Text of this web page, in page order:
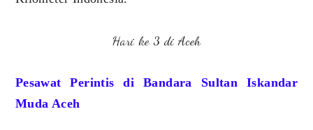
Hari ke 3 di Aceh
Pesawat Perintis di Bandara Sultan Iskandar
Muda Aceh